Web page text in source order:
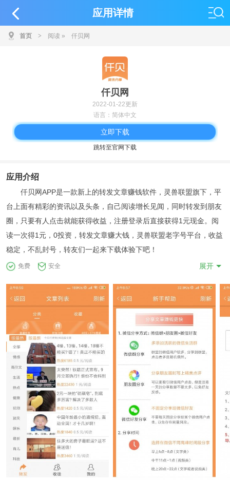
应用详情
首页 > 阅读 » 仟贝网
仟贝网
2022-01-22更新
语言：简体中文
立即下载
跳转至官网下载
应用介绍
仟贝网APP是一款新上的转发文章赚钱软件，灵兽联盟旗下，平
台上面有精彩的资讯以及头条，自己阅读增长见闻，同时转发到朋友
圈，只要有人点击就能获得收益，注册登录后直接获得1元现金。阅
读一次得1元，0投资，转发文章赚大钱，灵兽联盟老字号平台，收益
稳定，不乱封号，转友们一起来下载体验下吧！
免费 安全 展开